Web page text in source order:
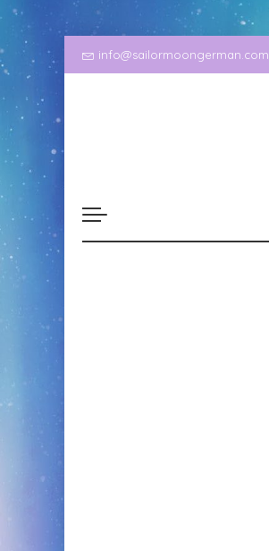
info@sailormoongerman.com